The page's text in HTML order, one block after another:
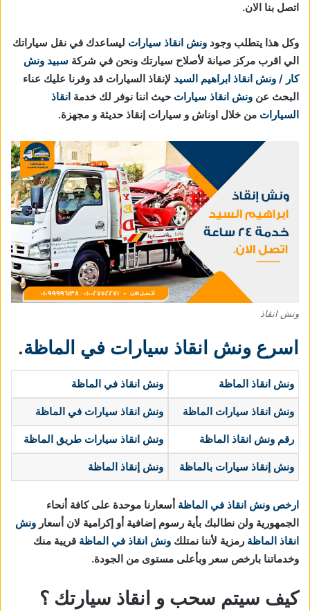
اتصل بنا الان.
وكل هذا يتطلب وجود ونش انقاذ سيارات ليساعدك في نقل سياراتك
الي اقرب مركز صيانة لأصلاح سيارتك ونحن في شركة سبيد ونش
كار / ونش انقاذ ابراهيم السيد لإنقاذ السيارات قد وفرنا عليك عناء
البحث عن ونش انقاذ سيارات حيث اننا نوفر لك خدمة انقاذ
السيارات من خلال اوناش و سيارات إنقاذ حديثة و مجهزة.
ونش انقاذ
اسرع ونش انقاذ سيارات في الماظة.
ونش انقاذ الماظة ونش انقاذ في الماظة
ونش انقاذ سيارات الماظة ونش انقاذ سيارات في الماظة
رقم ونش انقاذ الماظة ونش انقاذ سيارات طريق الماظة
ونش إنقاذ سيارات بالماظة ونش إنقاذ الماظة
ارخص ونش انقاذ في الماظة أسعارنا موحدة على كافة أنحاء
الجمهورية ولن نطالبك بأية رسوم إضافية أو إكرامية لان أسعار ونش
انقاذ الماظة رمزية لأننا نمتلك ونش انقاذ في الماظة قريبة منك
وخدماتنا بارخص سعر وبأعلى مستوى من الجودة.
كيف سيتم سحب و انقاذ سيارتك ؟